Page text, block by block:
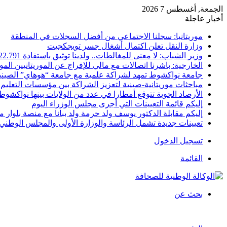
الجمعة, أغسطس 7 2026
أخبار عاجلة
موريتانيا: سجلنا الاجتماعي من أفضل السجلات في المنطقة
وزارة النقل تعلن اكتمال أشغال جسر تويجكجيت
وزير الشباب: لا معنى للمغالطات.. ولدينا توثيق باستفادة 22.791
الخارجية: باشرنا اتصالات مع مالي للإفراج عن الموريتانيين
جامعة نواكشوط تمهد لشراكة علمية مع جامعة “هوهاي”
مباحثات موريتانية-صينية لتعزيز الشراكة بين مؤسسات التعليم
الأرصاد الجوية تتوقع أمطارا في عدد من الولايات بينها
إليكم قائمة التعيينات التي أجرى مجلس الوزراء اليوم
إليكم مقابلة الدكتور يوسف ولد حرمة ولد ببانا مع منصة بلوار
تعيينات جديدة تشمل الرئاسة والوزارة الأولى والمجلس
تسجيل الدخول
القائمة
بحث عن